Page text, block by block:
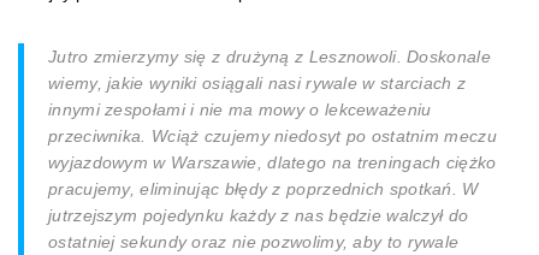
Jutro zmierzymy się z drużyną z Lesznowoli. Doskonale
wiemy, jakie wyniki osiągali nasi rywale w starciach z
innymi zespołami i nie ma mowy o lekceważeniu
przeciwnika. Wciąż czujemy niedosyt po ostatnim meczu
wyjazdowym w Warszawie, dlatego na treningach ciężko
pracujemy, eliminując błędy z poprzednich spotkań. W
jutrzejszym pojedynku każdy z nas będzie walczył do
ostatniej sekundy oraz nie pozwolimy, aby to rywale